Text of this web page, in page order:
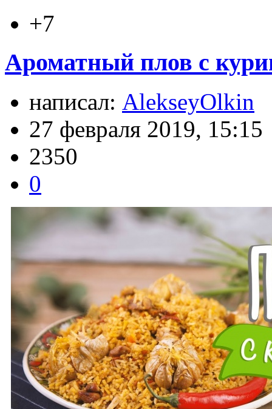
+7
Ароматный плов с
написал: AlekseyOlkin
27 февраля 2019, 15:15
2350
0